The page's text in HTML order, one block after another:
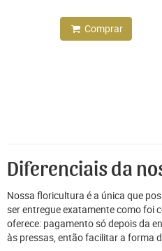
Comprar
Diferenciais da
Nossa floricultura é a única que
ser entregue exatamente como foi
oferece: pagamento só depois da
às pressas, então facilitar a forma